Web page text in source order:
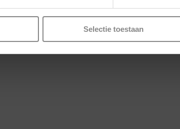
Selectie toestaan
de invloed slaap op
basis voor mentale
maar een directe